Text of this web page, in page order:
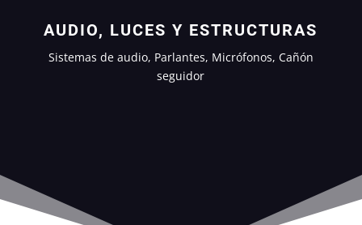
AUDIO, LUCES Y ESTRUCTURAS
Sistemas de audio, Parlantes, Micrófonos, Cañón
seguidor